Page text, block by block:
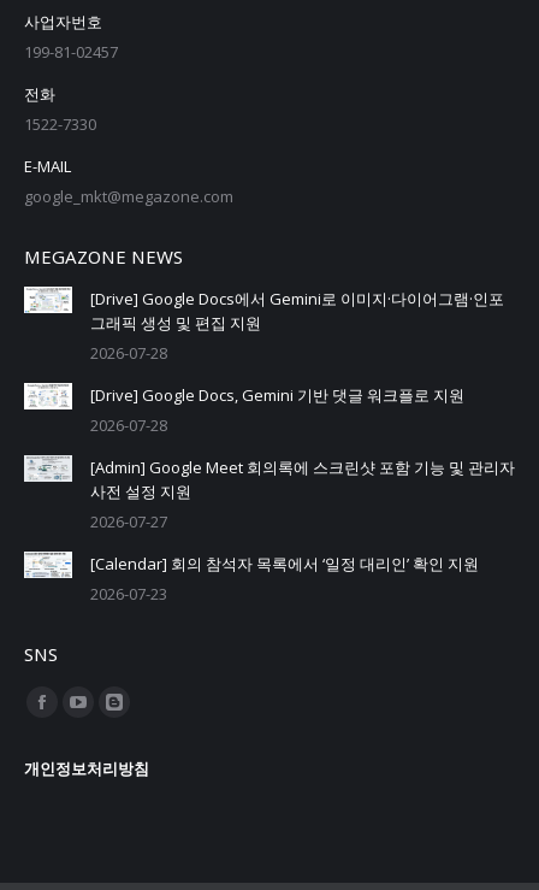
사업자번호
199-81-02457
전화
1522-7330
E-MAIL
google_mkt@megazone.com
MEGAZONE NEWS
[Drive] Google Docs에서 Gemini로 이미지·다이어그램·인포
그래픽 생성 및 편집 지원
2026-07-28
[Drive] Google Docs, Gemini 기반 댓글 워크플로 지원
2026-07-28
[Admin] Google Meet 회의록에 스크린샷 포함 기능 및 관리자
사전 설정 지원
2026-07-27
[Calendar] 회의 참석자 목록에서 ‘일정 대리인’ 확인 지원
2026-07-23
SNS
Find us on:
Facebook
opens
YouTube
opens
Blogger
opens
개인정보처리방침